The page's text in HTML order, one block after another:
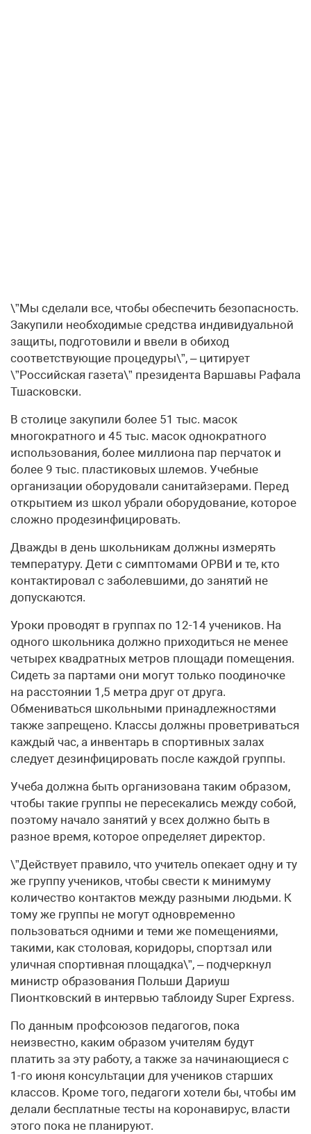
\”Мы сделали все, чтобы обеспечить безопасность.
Закупили необходимые средства индивидуальной
защиты, подготовили и ввели в обиход
соответствующие процедуры\”, – цитирует
\”Российская газета\” президента Варшавы Рафала
Тшасковски.
В столице закупили более 51 тыс. масок
многократного и 45 тыс. масок однократного
использования, более миллиона пар перчаток и
более 9 тыс. пластиковых шлемов. Учебные
организации оборудовали санитайзерами. Перед
открытием из школ убрали оборудование, которое
сложно продезинфицировать.
Дважды в день школьникам должны измерять
температуру. Дети с симптомами ОРВИ и те, кто
контактировал с заболевшими, до занятий не
допускаются.
Уроки проводят в группах по 12-14 учеников. На
одного школьника должно приходиться не менее
четырех квадратных метров площади помещения.
Сидеть за партами они могут только поодиночке
на расстоянии 1,5 метра друг от друга.
Обмениваться школьными принадлежностями
также запрещено. Классы должны проветриваться
каждый час, а инвентарь в спортивных залах
следует дезинфицировать после каждой группы.
Учеба должна быть организована таким образом,
чтобы такие группы не пересекались между собой,
поэтому начало занятий у всех должно быть в
разное время, которое определяет директор.
\”Действует правило, что учитель опекает одну и ту
же группу учеников, чтобы свести к минимуму
количество контактов между разными людьми. К
тому же группы не могут одновременно
пользоваться одними и теми же помещениями,
такими, как столовая, коридоры, спортзал или
уличная спортивная площадка\”, – подчеркнул
министр образования Польши Дариуш
Пионтковский в интервью таблоиду Super Express.
По данным профсоюзов педагогов, пока
неизвестно, каким образом учителям будут
платить за эту работу, а также за начинающиеся с
1-го июня консультации для учеников старших
классов. Кроме того, педагоги хотели бы, чтобы им
делали бесплатные тесты на коронавирус, власти
этого пока не планируют.